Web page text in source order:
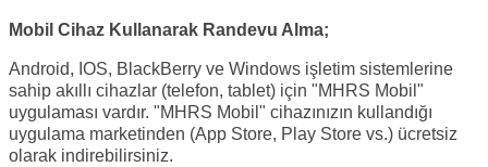
Mobil Cihaz Kullanarak Randevu Alma;
Android, IOS, BlackBerry ve Windows işletim sistemlerine
sahip akıllı cihazlar (telefon, tablet) için "MHRS Mobil"
uygulaması vardır. "MHRS Mobil" cihazınızın kullandığı
uygulama marketinden (App Store, Play Store vs.) ücretsiz
olarak indirebilirsiniz.